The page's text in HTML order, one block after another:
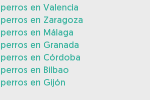
en Valencia
en Zaragoza
en Málaga
en Granada
en Córdoba
en Bilbao
en Gijón